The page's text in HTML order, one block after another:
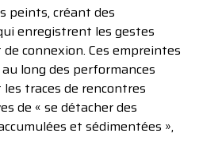
peints, créant des
enregistrent les gestes
connexion. Ces empreintes
long des performances
traces de rencontres
de « se détacher des
et sédimentées »,